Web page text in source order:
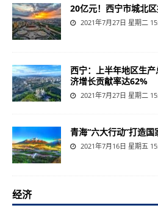
20亿元！西宁市城北
2021年7月27日 星期二
西宁：上半年地区生
济增长贡献率达62%
2021年7月27日 星期二
青海“六大行动”打造
2021年7月16日 星期五
经济